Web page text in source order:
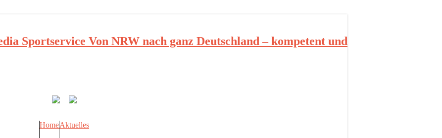
Sportservice Von NRW nach ganz Deutschland – kompetent und
HomeAktuelles